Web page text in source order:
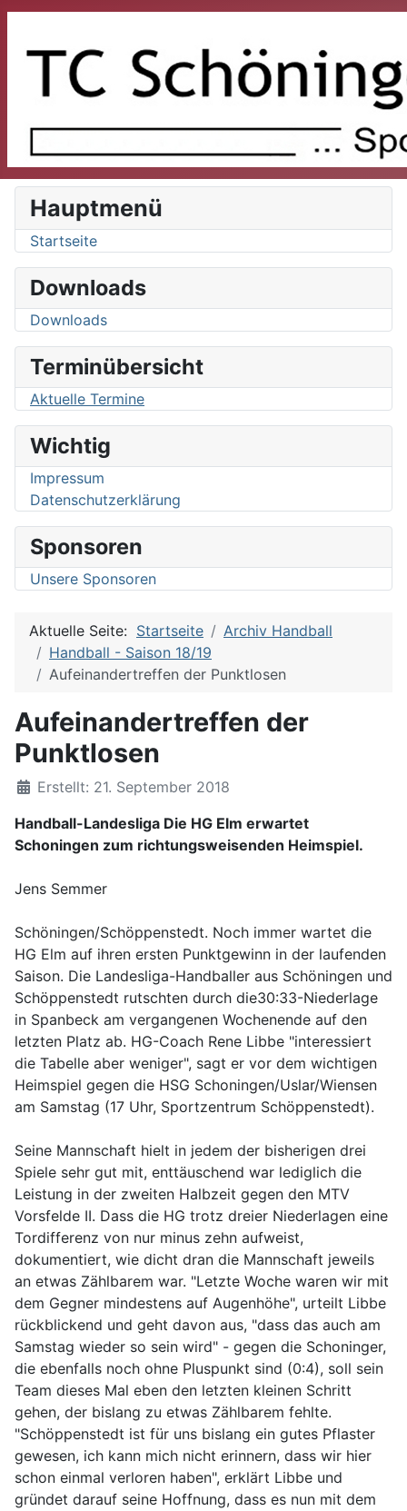
Hauptmenü
Startseite
Downloads
Downloads
Terminübersicht
Aktuelle Termine
Wichtig
Impressum
Datenschutzerklärung
Sponsoren
Unsere Sponsoren
Aktuelle Seite: Startseite
Archiv Handball
Handball - Saison 18/19
Aufeinandertreffen der Punktlosen
Aufeinandertreffen der
Punktlosen
DetailsErstellt: 21. September 2018
Handball-Landesliga Die HG Elm erwartet
Schoningen zum richtungsweisenden Heimspiel.
Jens Semmer
Schöningen/Schöppenstedt. Noch immer wartet die
HG Elm auf ihren ersten Punktgewinn in der laufenden
Saison. Die Landesliga-Handballer aus Schöningen und
Schöppenstedt rutschten durch die30:33-Niederlage
in Spanbeck am vergangenen Wochenende auf den
letzten Platz ab. HG-Coach Rene Libbe "interessiert
die Tabelle aber weniger", sagt er vor dem wichtigen
Heimspiel gegen die HSG Schoningen/Uslar/Wiensen
am Samstag (17 Uhr, Sportzentrum Schöppenstedt).
Seine Mannschaft hielt in jedem der bisherigen drei
Spiele sehr gut mit, enttäuschend war lediglich die
Leistung in der zweiten Halbzeit gegen den MTV
Vorsfelde II. Dass die HG trotz dreier Niederlagen eine
Tordifferenz von nur minus zehn aufweist,
dokumentiert, wie dicht dran die Mannschaft jeweils
an etwas Zählbarem war. "Letzte Woche waren wir mit
dem Gegner mindestens auf Augenhöhe", urteilt Libbe
rückblickend und geht davon aus, "dass das auch am
Samstag wieder so sein wird" - gegen die Schoninger,
die ebenfalls noch ohne Pluspunkt sind (0:4), soll sein
Team dieses Mal eben den letzten kleinen Schritt
gehen, der bislang zu etwas Zählbarem fehlte.
"Schöppenstedt ist für uns bislang ein gutes Pflaster
gewesen, ich kann mich nicht erinnern, dass wir hier
schon einmal verloren haben", erklärt Libbe und
gründet darauf seine Hoffnung, dass es nun mit dem